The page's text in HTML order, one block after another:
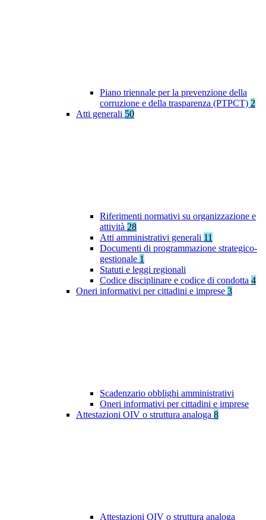
Piano triennale per la prevenzione della
corruzione e della trasparenza (PTPCT) 2
Atti generali 50
Riferimenti normativi su organizzazione e
attività 28
Atti amministrativi generali 11
Documenti di programmazione strategico-
gestionale 1
Statuti e leggi regionali
Codice disciplinare e codice di condotta 4
Oneri informativi per cittadini e imprese 3
Scadenzario obblighi amministrativi
Oneri informativi per cittadini e imprese
Attestazioni OIV o struttura analoga 8
Attestazioni OIV o struttura analoga